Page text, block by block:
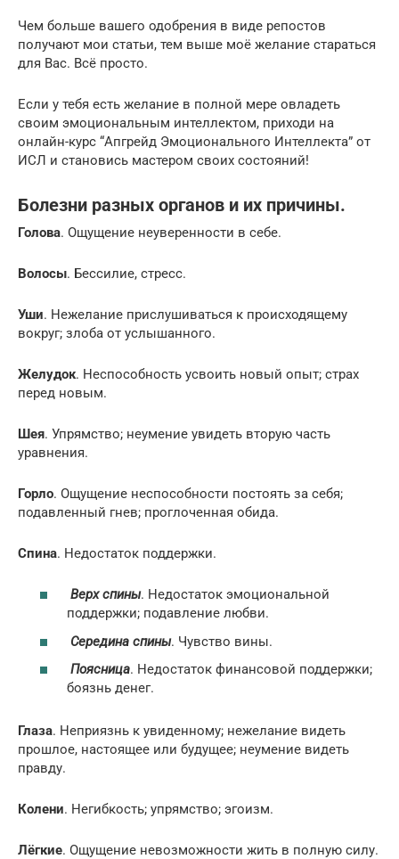
Чем больше вашего одобрения в виде репостов
получают мои статьи, тем выше моё желание стараться
для Вас. Всё просто.
Если у тебя есть желание в полной мере овладеть
своим эмоциональным интеллектом, приходи на
онлайн-курс “Апгрейд Эмоционального Интеллекта” от
ИСЛ и становись мастером своих состояний!
Болезни разных органов и их причины.
Голова. Ощущение неуверенности в себе.
Волосы. Бессилие, стресс.
Уши. Нежелание прислушиваться к происходящему
вокруг; злоба от услышанного.
Желудок. Неспособность усвоить новый опыт; страх
перед новым.
Шея. Упрямство; неумение увидеть вторую часть
уравнения.
Горло. Ощущение неспособности постоять за себя;
подавленный гнев; проглоченная обида.
Спина. Недостаток поддержки.
Верх спины. Недостаток эмоциональной
поддержки; подавление любви.
Середина спины. Чувство вины.
Поясница. Недостаток финансовой поддержки;
боязнь денег.
Глаза. Неприязнь к увиденному; нежелание видеть
прошлое, настоящее или будущее; неумение видеть
правду.
Колени. Негибкость; упрямство; эгоизм.
Лёгкие. Ощущение невозможности жить в полную силу.